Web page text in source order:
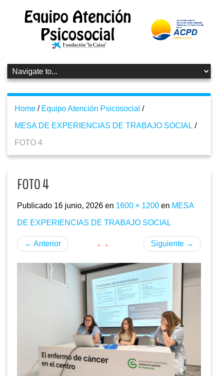
Home / Equipo Atención Psicosocial /
MESA DE EXPERIENCIAS DE TRABAJO SOCIAL /
FOTO 4
FOTO 4
Publicado 16 junio, 2026 en 1600 × 1200 en MESA
DE EXPERIENCIAS DE TRABAJO SOCIAL
← Anterior Siguiente →